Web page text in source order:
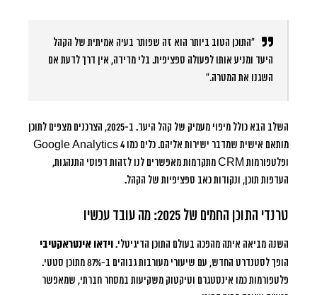
“התוכן הטוב ביותר הוא זה שפותר בעיה אמיתית של הקהל
היעד ומניע אותו לפעולה ספציפית. בלי מדידה, אין דרך לדעת אם
השגנו את המטרה.”
השלב הבא כולל מיפוי מעמיק של קהל היעד. ב-2025, הצרכנים מצפים לתוכן
מותאם אישית שמדבר ישירות אליהם. כלים כמו Google Analytics 4
ופלטפורמות CRM מתקדמות מאפשרים לנו לזהות דפוסי התנהגות,
העדפות תוכן, ונקודות כאב ספציפיות של הקהל.
טרנדי התוכן החמים של 2025: מה עובד עכשיו
השנה מביאה איתה מהפכה בעולם התוכן הדיגיטלי.וידאו אינטראקטיבי
הופך לסטנדרט החדש, עם שיעורי מעורבות גבוהים ב-87% מתוכן סטטי.
פלטפורמות כמו אינסטגרם וטיקטוק משקיעות במסחר חברתי, שמאפשר